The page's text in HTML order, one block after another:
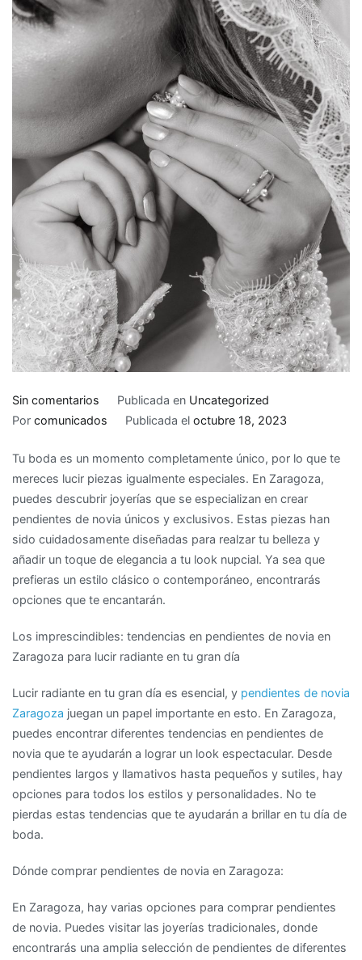
Sin comentarios
Piezas
descubre
los
pendientes
de
novia
más
elegantes
en
Publicada en Uncategorized
Por comunicados Publicada el octubre 18, 2023
Tu boda es un momento completamente único, por lo que te
mereces lucir piezas igualmente especiales. En Zaragoza,
puedes descubrir joyerías que se especializan en crear
pendientes de novia únicos y exclusivos. Estas piezas han
sido cuidadosamente diseñadas para realzar tu belleza y
añadir un toque de elegancia a tu look nupcial. Ya sea que
prefieras un estilo clásico o contemporáneo, encontrarás
opciones que te encantarán.
Los imprescindibles: tendencias en pendientes de novia en
Zaragoza para lucir radiante en tu gran día
Lucir radiante en tu gran día es esencial, y pendientes de novia
Zaragoza juegan un papel importante en esto. En Zaragoza,
puedes encontrar diferentes tendencias en pendientes de
novia que te ayudarán a lograr un look espectacular. Desde
pendientes largos y llamativos hasta pequeños y sutiles, hay
opciones para todos los estilos y personalidades. No te
pierdas estas tendencias que te ayudarán a brillar en tu día de
boda.
Dónde comprar pendientes de novia en Zaragoza:
En Zaragoza, hay varias opciones para comprar pendientes
de novia. Puedes visitar las joyerías tradicionales, donde
encontrarás una amplia selección de pendientes de diferentes